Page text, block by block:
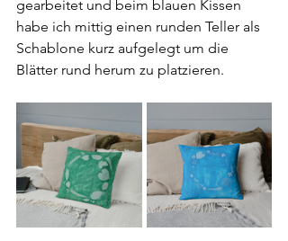
gearbeitet und beim blauen Kissen
habe ich mittig einen runden Teller als
Schablone kurz aufgelegt um die
Blätter rund herum zu platzieren.